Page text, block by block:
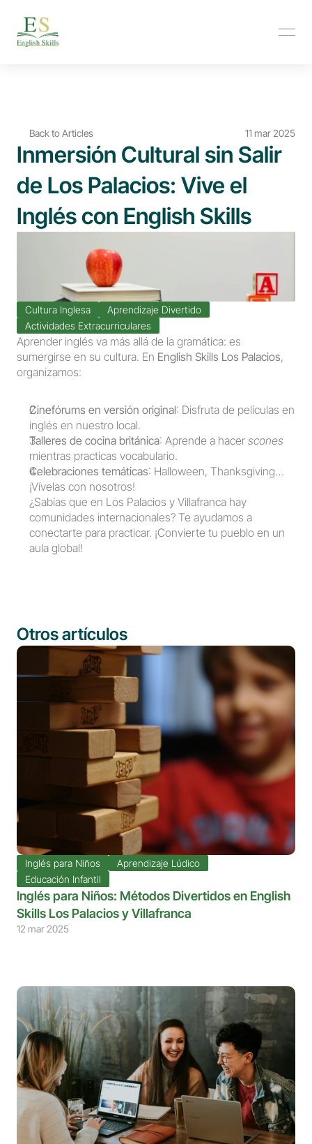
Back to Articles 11 mar 2025
Inmersión Cultural sin Salir
de Los Palacios: Vive el
Inglés con English Skills
Cultura Inglesa
Aprendizaje Divertido
Actividades Extracurriculares
Aprender inglés va más allá de la gramática: es
sumergirse en su cultura. En English Skills Los Palacios,
organizamos:
Cinefórums en versión original: Disfruta de películas en
inglés en nuestro local.
Talleres de cocina británica: Aprende a hacer scones
mientras practicas vocabulario.
Celebraciones temáticas: Halloween, Thanksgiving…
¡Vívelas con nosotros!
¿Sabías que en Los Palacios y Villafranca hay
comunidades internacionales? Te ayudamos a
conectarte para practicar. ¡Convierte tu pueblo en un
aula global!
Otros artículos
Inglés para Niños
Aprendizaje Lúdico
Educación Infantil
Inglés para Niños: Métodos Divertidos en English
Skills Los Palacios y Villafranca
12 mar 2025